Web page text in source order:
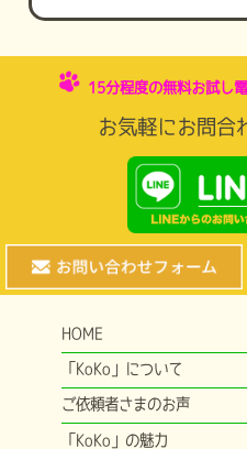
15分程度の無料お試し
お気軽にお問合
HOME
「KoKo」について
ご依頼者さまのお声
「KoKo」の魅力